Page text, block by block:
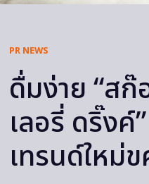
PR NEWS
ดื่มง่าย “สก๊
เลอรี่ ดริ๊งค์
เทรนด์ใหม่